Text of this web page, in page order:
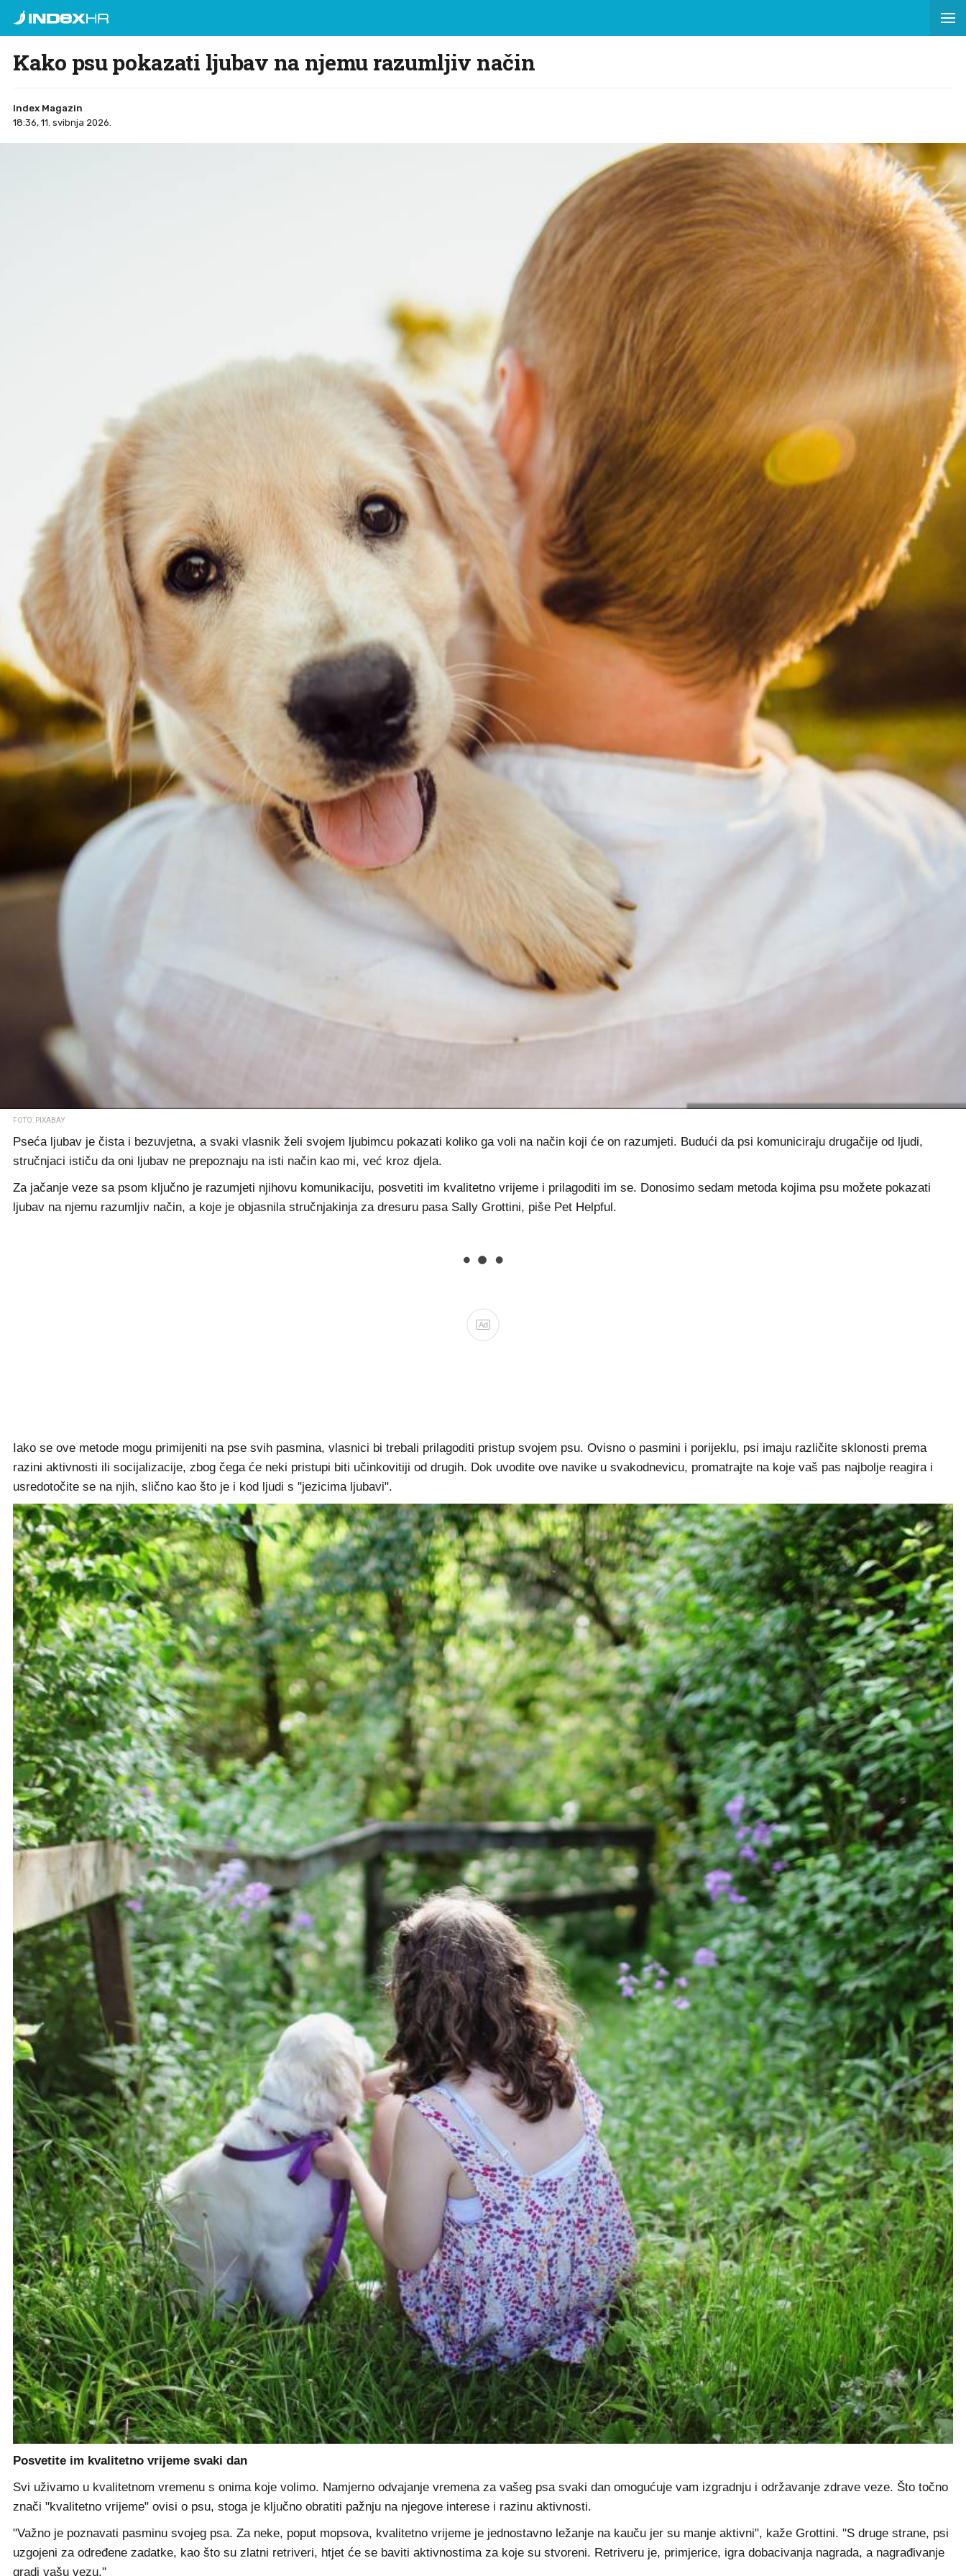
Kako psu pokazati ljubav na njemu razumljiv način
Index Magazin
18:36, 11. svibnja 2026.
FOTO: PIXABAY
Pseća ljubav je čista i bezuvjetna, a svaki vlasnik želi svojem ljubimcu pokazati koliko ga voli na način koji će on razumjeti. Budući da psi komuniciraju drugačije od ljudi,
stručnjaci ističu da oni ljubav ne prepoznaju na isti način kao mi, već kroz djela.
Za jačanje veze sa psom ključno je razumjeti njihovu komunikaciju, posvetiti im kvalitetno vrijeme i prilagoditi im se. Donosimo sedam metoda kojima psu možete pokazati
ljubav na njemu razumljiv način, a koje je objasnila stručnjakinja za dresuru pasa Sally Grottini, piše Pet Helpful.
Ad
Iako se ove metode mogu primijeniti na pse svih pasmina, vlasnici bi trebali prilagoditi pristup svojem psu. Ovisno o pasmini i porijeklu, psi imaju različite sklonosti prema
razini aktivnosti ili socijalizacije, zbog čega će neki pristupi biti učinkovitiji od drugih. Dok uvodite ove navike u svakodnevicu, promatrajte na koje vaš pas najbolje reagira i
usredotočite se na njih, slično kao što je i kod ljudi s "jezicima ljubavi".
Posvetite im kvalitetno vrijeme svaki dan
Svi uživamo u kvalitetnom vremenu s onima koje volimo. Namjerno odvajanje vremena za vašeg psa svaki dan omogućuje vam izgradnju i održavanje zdrave veze. Što točno
znači "kvalitetno vrijeme" ovisi o psu, stoga je ključno obratiti pažnju na njegove interese i razinu aktivnosti.
"Važno je poznavati pasminu svojeg psa. Za neke, poput mopsova, kvalitetno vrijeme je jednostavno ležanje na kauču jer su manje aktivni", kaže Grottini. "S druge strane, psi
uzgojeni za određene zadatke, kao što su zlatni retriveri, htjet će se baviti aktivnostima za koje su stvoreni. Retriveru je, primjerice, igra dobacivanja nagrada, a nagrađivanje
gradi vašu vezu."